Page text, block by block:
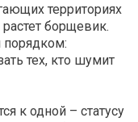
территориях
борщевик.
тех, кто шумит
к одной – статусу